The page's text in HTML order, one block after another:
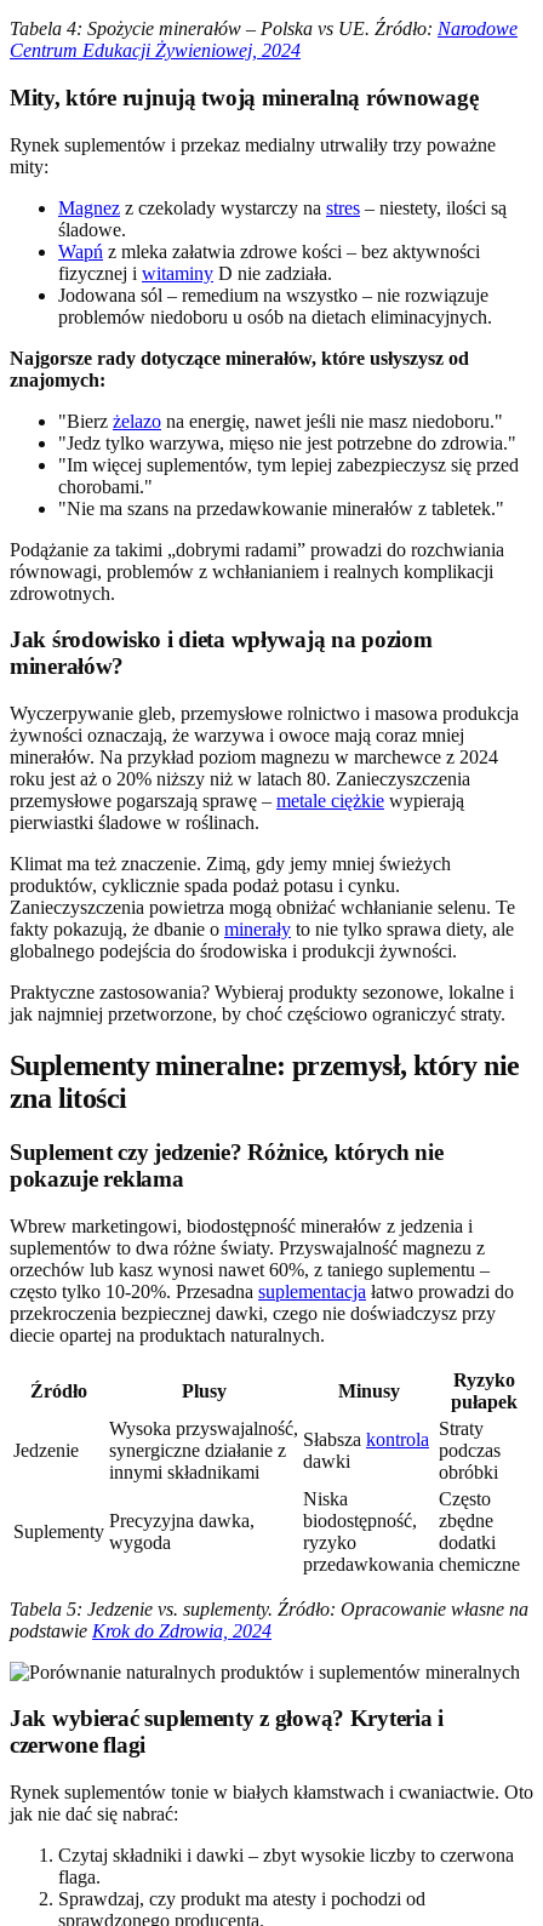
Tabela 4: Spożycie minerałów – Polska vs UE. Źródło: Narodowe
Centrum Edukacji Żywieniowej, 2024
Mity, które rujnują twoją mineralną równowagę
Rynek suplementów i przekaz medialny utrwaliły trzy poważne
mity:
Magnez z czekolady wystarczy na stres – niestety, ilości są
śladowe.
Wapń z mleka załatwia zdrowe kości – bez aktywności
fizycznej i witaminy D nie zadziała.
Jodowana sól – remedium na wszystko – nie rozwiązuje
problemów niedoboru u osób na dietach eliminacyjnych.
Najgorsze rady dotyczące minerałów, które usłyszysz od
znajomych:
"Bierz żelazo na energię, nawet jeśli nie masz niedoboru."
"Jedz tylko warzywa, mięso nie jest potrzebne do zdrowia."
"Im więcej suplementów, tym lepiej zabezpieczysz się przed
chorobami."
"Nie ma szans na przedawkowanie minerałów z tabletek."
Podążanie za takimi „dobrymi radami” prowadzi do rozchwiania
równowagi, problemów z wchłanianiem i realnych komplikacji
zdrowotnych.
Jak środowisko i dieta wpływają na poziom
minerałów?
Wyczerpywanie gleb, przemysłowe rolnictwo i masowa produkcja
żywności oznaczają, że warzywa i owoce mają coraz mniej
minerałów. Na przykład poziom magnezu w marchewce z 2024
roku jest aż o 20% niższy niż w latach 80. Zanieczyszczenia
przemysłowe pogarszają sprawę – metale ciężkie wypierają
pierwiastki śladowe w roślinach.
Klimat ma też znaczenie. Zimą, gdy jemy mniej świeżych
produktów, cyklicznie spada podaż potasu i cynku.
Zanieczyszczenia powietrza mogą obniżać wchłanianie selenu. Te
fakty pokazują, że dbanie o minerały to nie tylko sprawa diety, ale
globalnego podejścia do środowiska i produkcji żywności.
Praktyczne zastosowania? Wybieraj produkty sezonowe, lokalne i
jak najmniej przetworzone, by choć częściowo ograniczyć straty.
Suplementy mineralne: przemysł, który nie
zna litości
Suplement czy jedzenie? Różnice, których nie
pokazuje reklama
Wbrew marketingowi, biodostępność minerałów z jedzenia i
suplementów to dwa różne światy. Przyswajalność magnezu z
orzechów lub kasz wynosi nawet 60%, z taniego suplementu –
często tylko 10-20%. Przesadna suplementacja łatwo prowadzi do
przekroczenia bezpiecznej dawki, czego nie doświadczysz przy
diecie opartej na produktach naturalnych.
Źródło Plusy Minusy
Ryzyko
pułapek
Jedzenie
Wysoka przyswajalność,
synergiczne działanie z
innymi składnikami
Słabsza kontrola
dawki
Straty
podczas
obróbki
Suplementy
Precyzyjna dawka,
wygoda
Niska
biodostępność,
ryzyko
przedawkowania
Często
zbędne
dodatki
chemiczne
Tabela 5: Jedzenie vs. suplementy. Źródło: Opracowanie własne na
podstawie Krok do Zdrowia, 2024
Jak wybierać suplementy z głową? Kryteria i
czerwone flagi
Rynek suplementów tonie w białych kłamstwach i cwaniactwie. Oto
jak nie dać się nabrać:
Czytaj składniki i dawki – zbyt wysokie liczby to czerwona
flaga.
Sprawdzaj, czy produkt ma atesty i pochodzi od
sprawdzonego producenta.